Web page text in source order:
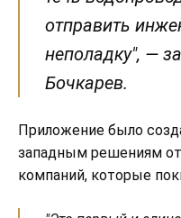
отправить
неполадку", —
Бочкарев.
Приложение было
западным решениям
компаний, которые